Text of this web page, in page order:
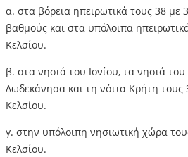
α. στα βόρεια ηπειρωτικά τους 38 με
βαθμούς και στα υπόλοιπα
Κελσίου.
β. στα νησιά του Ιονίου, τα νησιά
Δωδεκάνησα και τη νότια Κρήτη
Κελσίου.
γ. στην υπόλοιπη νησιωτική χώρα
Κελσίου.